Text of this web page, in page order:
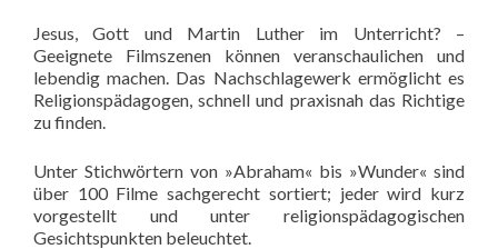
Jesus, Gott und Martin Luther im Unterricht? –
Geeignete Filmszenen können veranschaulichen und
lebendig machen. Das Nachschlagewerk ermöglicht es
Religionspädagogen, schnell und praxisnah das Richtige
zu finden.
Unter Stichwörtern von »Abraham« bis »Wunder« sind
über 100 Filme sachgerecht sortiert; jeder wird kurz
vorgestellt und unter religionspädagogischen
Gesichtspunkten beleuchtet.